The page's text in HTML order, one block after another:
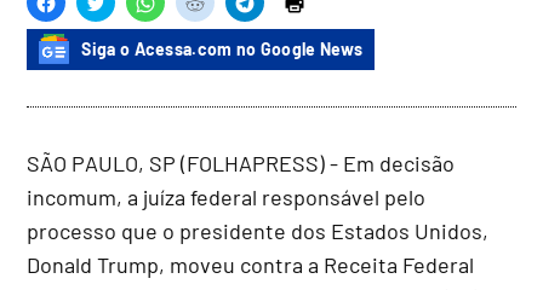
Siga o Acessa.com no Google News
SÃO PAULO, SP (FOLHAPRESS) - Em decisão
incomum, a juíza federal responsável pelo
processo que o presidente dos Estados Unidos,
Donald Trump, moveu contra a Receita Federal